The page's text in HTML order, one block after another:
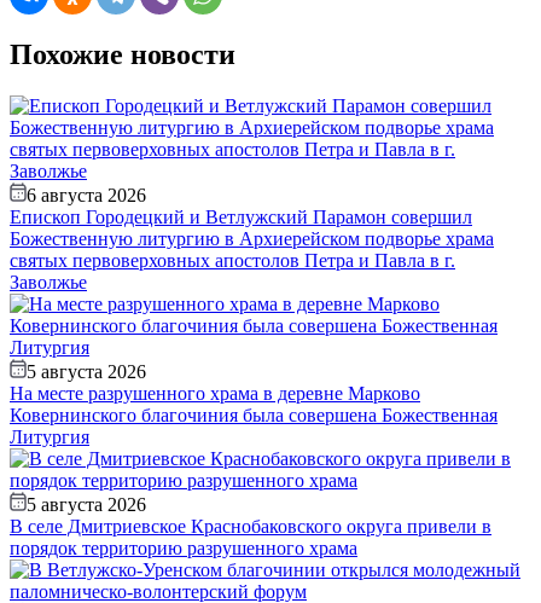
Похожие новости
6 августа 2026
Епископ Городецкий и Ветлужский Парамон совершил
Божественную литургию в Архиерейском подворье храма
святых первоверховных апостолов Петра и Павла в г.
Заволжье
5 августа 2026
На месте разрушенного храма в деревне Марково
Ковернинского благочиния была совершена Божественная
Литургия
5 августа 2026
В селе Дмитриевское Краснобаковского округа привели в
порядок территорию разрушенного храма